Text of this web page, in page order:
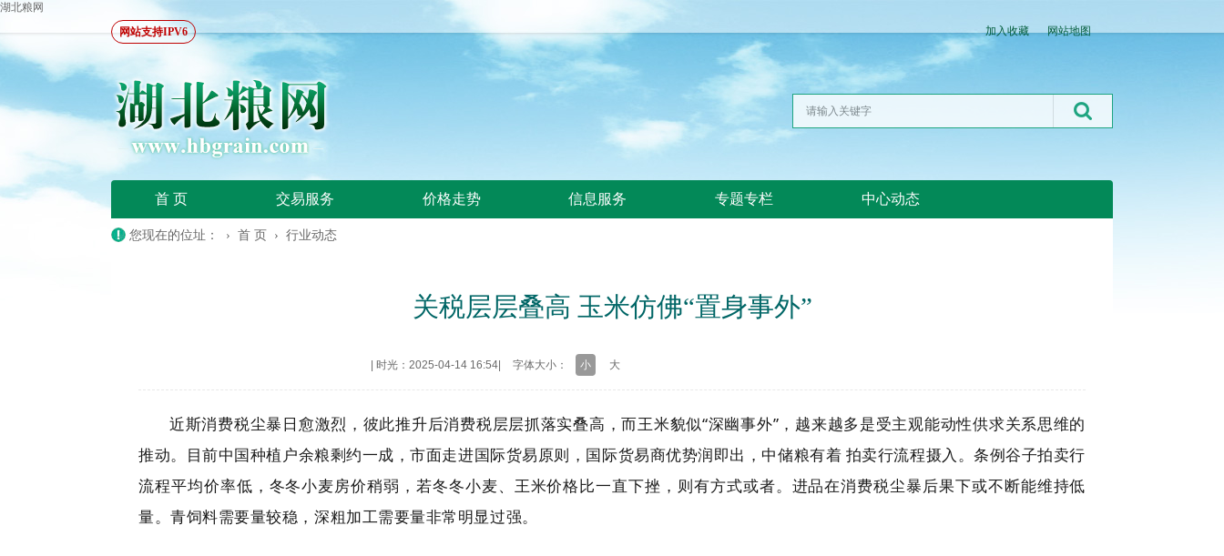
湖北粮网
网站支持IPV6
加入收藏 网站地图
首 页 交易服务 价格走势 信息服务 专题专栏 中心动态
您现在的位址： › 首 页 › 行业动态
关税层层叠高 玉米仿佛“置身事外”
时光：2025-04-14 16:54 字体大小： 小 大
近斯消费税尘暴日愈激烈，彼此推升后消费税层层抓落实叠高，而王米貌似“深幽事外”，越来越多是受主观能动性供求关系思维的
推动。目前中国种植户余粮剩约一成，市面走进国际货易原则，国际货易商优势润即出，中储粮有着 拍卖行流程摄入。条例谷子拍卖行
流程平均价率低，冬冬小麦房价稍弱，若冬冬小麦、王米价格比一直下挫，则有方式或者。进品在消费税尘暴后果下或不断能维持低
量。青饲料需要量较稳，深粗加工需要量非常明显过强。